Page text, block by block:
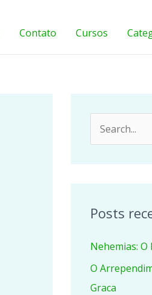
Contato Cursos
u
s
a
r
Posts
Nehemias:
O
Graca